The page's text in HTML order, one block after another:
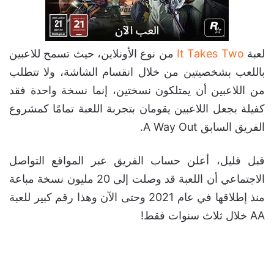
لعبة It Takes Two من نوع الأونلاين، حيث تسمح للاعبين
باللعب بشخصيتين من خلال انقسام الشاشة، ولا تتطلب
من اللاعبين أن يمتلكون نسختين، إنما نسخة واحدة فقد
كفيلة بجعل اللاعبين يقومان بتجربة اللعبة تمامًا كمشروع
الفريق السابق A Way Out.
قبل قليل، أعلن حساب الفريق عبر المواقع التواصل
الاجتماعي أن اللعبة قد وصلت إلى 20 مليون نسخة مباعة
منذ إطلاقها في عام 2021 وحتى الآن وهذا رقم كبير للعبة
AA خلال ثلاث سنوات فقط!